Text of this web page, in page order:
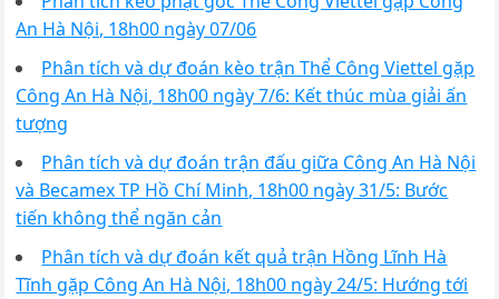
An Hà Nội, 18h00 ngày 07/06
Phân tích và dự đoán kèo trận Thể Công Viettel gặp
Công An Hà Nội, 18h00 ngày 7/6: Kết thúc mùa giải ấn
tượng
Phân tích và dự đoán trận đấu giữa Công An Hà Nội
và Becamex TP Hồ Chí Minh, 18h00 ngày 31/5: Bước
tiến không thể ngăn cản
Phân tích và dự đoán kết quả trận Hồng Lĩnh Hà
Tĩnh gặp Công An Hà Nội, 18h00 ngày 24/5: Hướng tới